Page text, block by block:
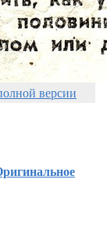
версии